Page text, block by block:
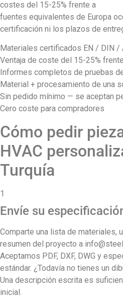
costes del 15-25% frente a
fuentes equivalentes de Europa
certificación ni los plazos de
Materiales certificados EN / DIN /
Ventaja de coste del 15-25%
Informes completos de pruebas
Material + procesamiento de una
Sin pedido mínimo — se aceptan
Cero coste para compradores
Cómo pedir
HVAC
Turquía
1
Envíe su
Comparte una lista de materiales,
resumen del proyecto a
Aceptamos PDF, DXF, DWG y
estándar. ¿Todavía no tienes un
Una descripción escrita es
inicial.